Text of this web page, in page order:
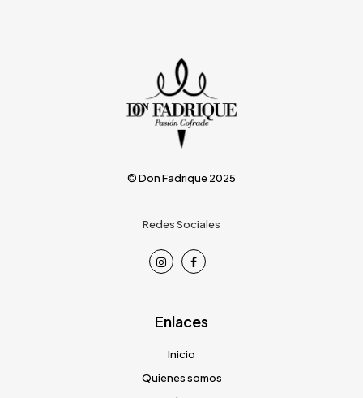
© Don Fadrique 2025
Redes Sociales
Enlaces
Inicio
Quienes somos